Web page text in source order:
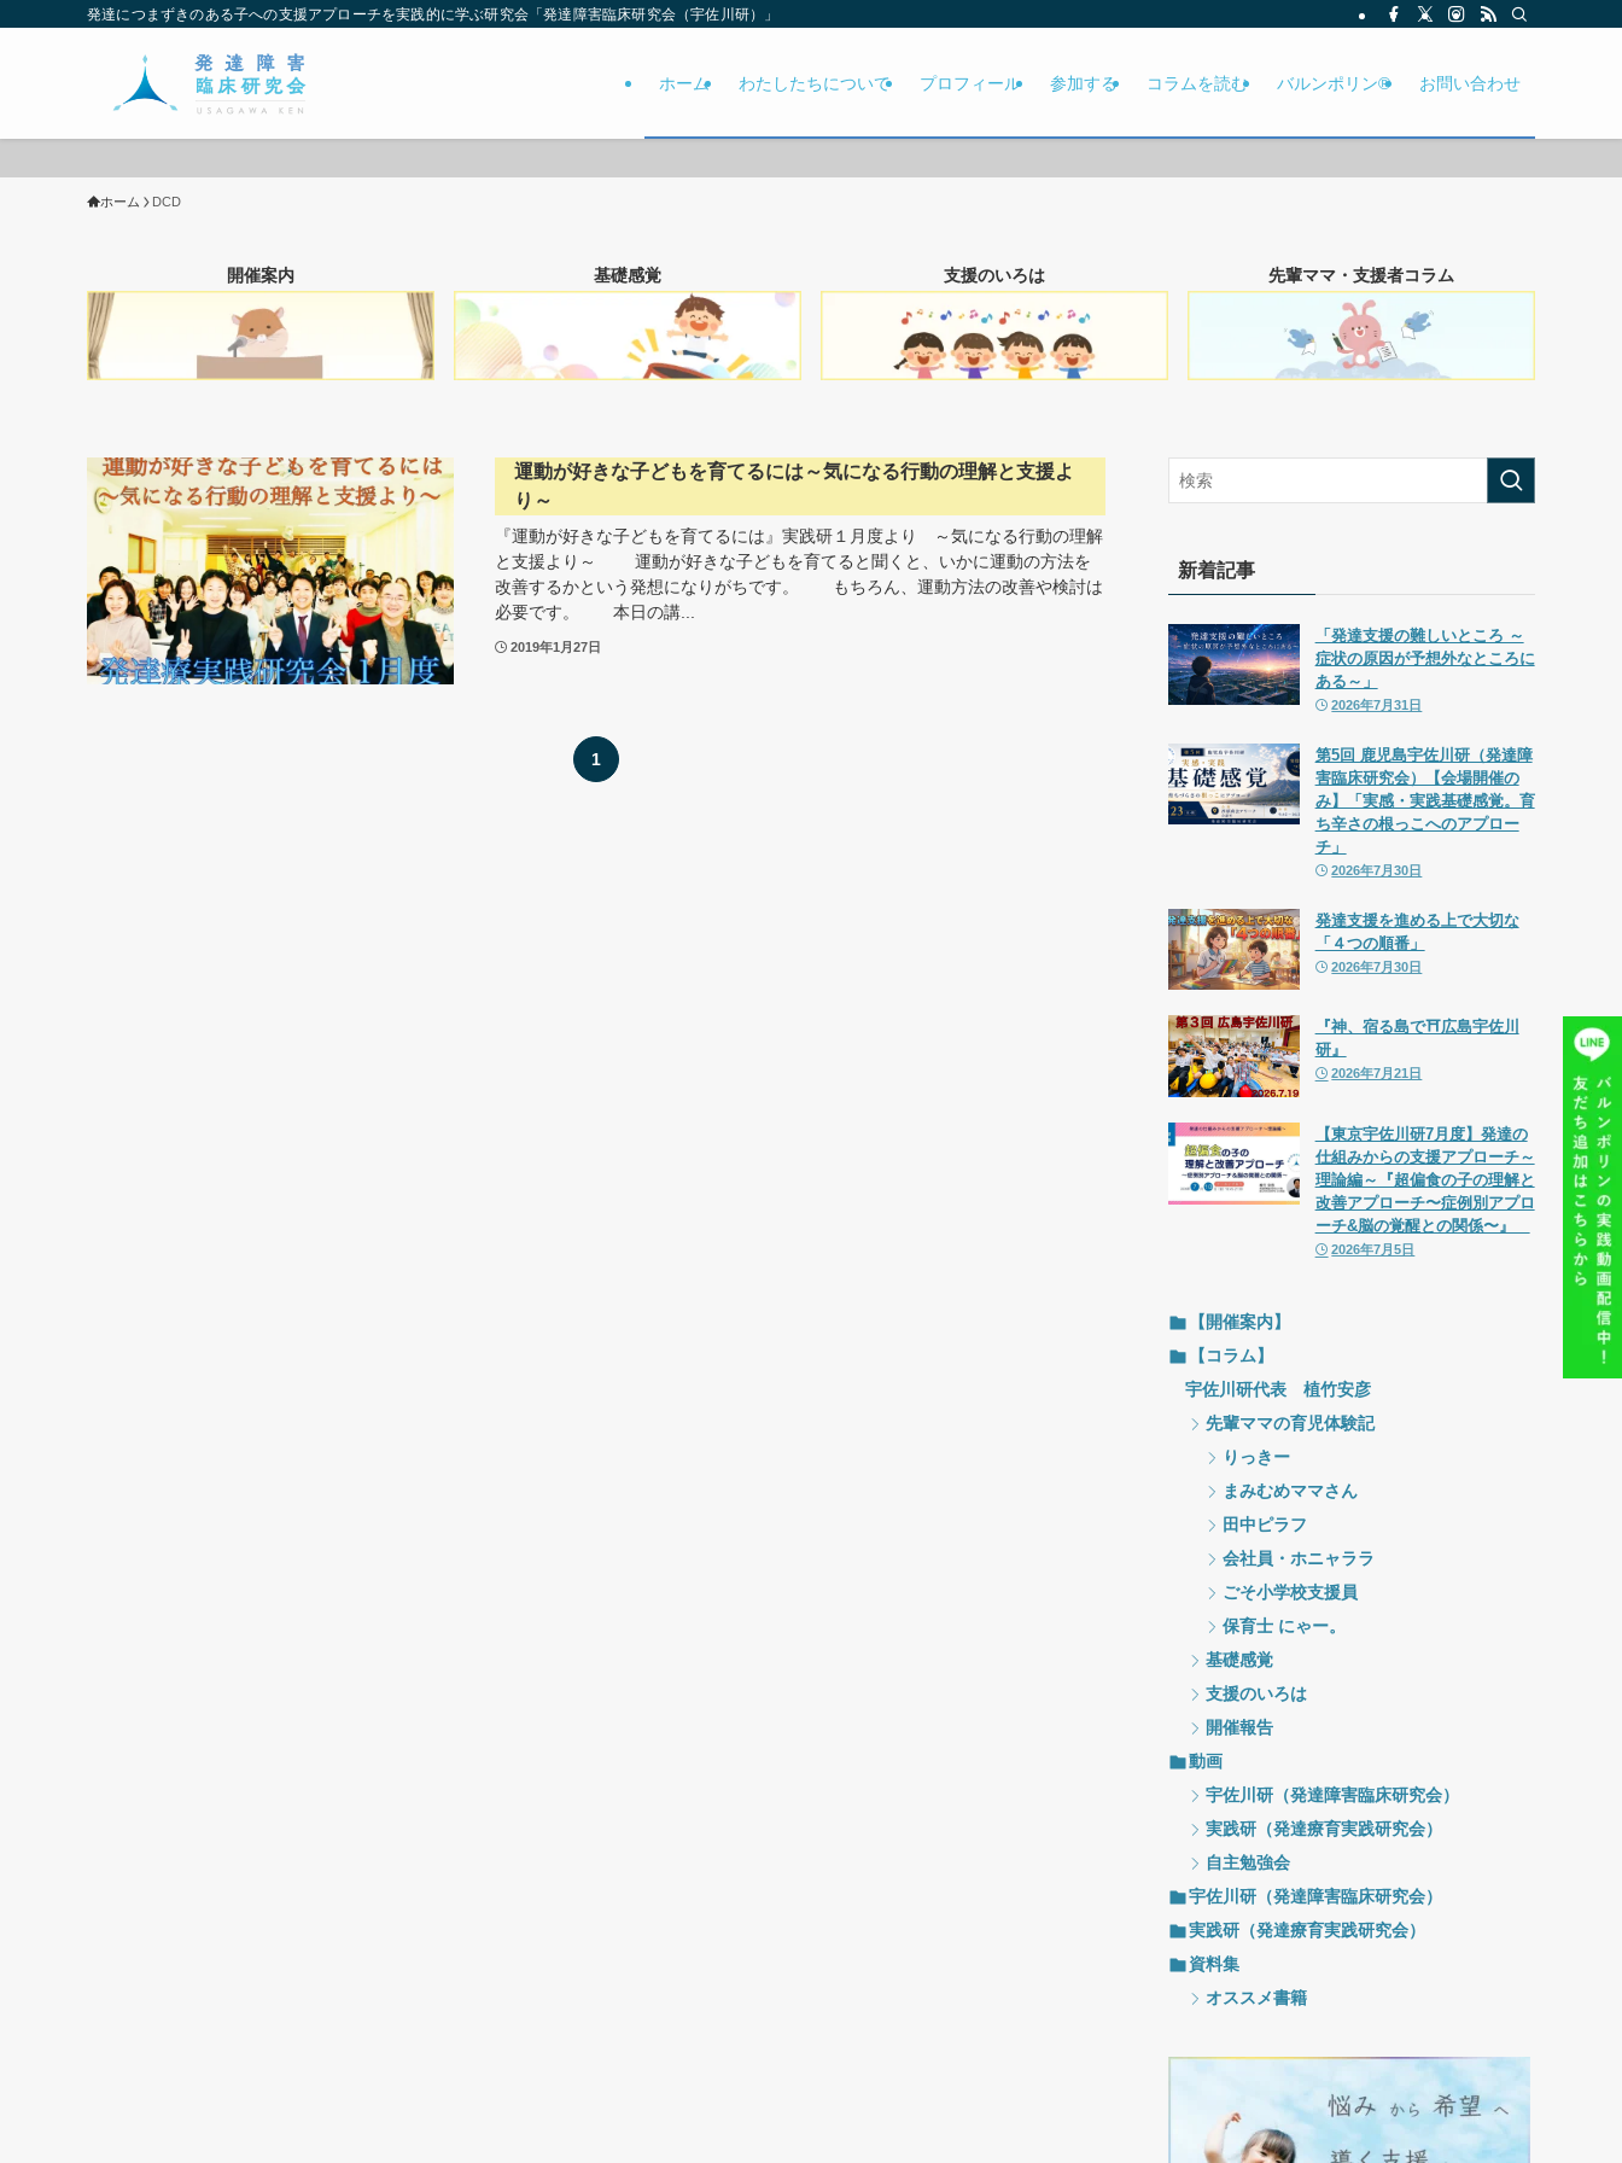
発達につまずきのある子への支援アプローチを実践的に学ぶ研究会「発達障害臨床研究会（宇佐川研）」
ホーム わたしたちについて プロフィール 参加する コラムを読む バルンポリン® お問い合わせ
ホーム DCD
開催案内 基礎感覚 支援のいろは 先輩ママ・支援者コラム
運動が好きな子どもを育てるには～気になる行動の理解と支援よ
り～
『運動が好きな子どもを育てるには』実践研１月度より ～気になる行動の理解
と支援より～ 運動が好きな子どもを育てると聞くと、いかに運動の方法を
改善するかという発想になりがちです。 もちろん、運動方法の改善や検討は
必要です。 本日の講...
2019年1月27日
1
新着記事
「発達支援の難しいところ ～
症状の原因が予想外なところに
ある～」
2026年7月31日
第5回 鹿児島宇佐川研（発達障
害臨床研究会）【会場開催の
み】「実感・実践基礎感覚。育
ち辛さの根っこへのアプロー
チ」
2026年7月30日
発達支援を進める上で大切な
「４つの順番」
2026年7月30日
『神、宿る島で⛩広島宇佐川
研』
2026年7月21日
【東京宇佐川研7月度】発達の
仕組みからの支援アプローチ～
理論編～『超偏食の子の理解と
改善アプローチ〜症例別アプロ
ーチ&脳の覚醒との関係〜』
2026年7月5日
【開催案内】
【コラム】
宇佐川研代表 植竹安彦
先輩ママの育児体験記
りっきー
まみむめママさん
田中ピラフ
会社員・ホニャララ
ごそ小学校支援員
保育士 にゃー。
基礎感覚
支援のいろは
開催報告
動画
宇佐川研（発達障害臨床研究会）
実践研（発達療育実践研究会）
自主勉強会
宇佐川研（発達障害臨床研究会）
実践研（発達療育実践研究会）
資料集
オススメ書籍